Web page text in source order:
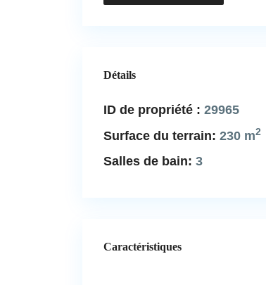
Détails
ID de propriété : 29965
Surface du terrain: 230 m2
Salles de bain: 3
Caractéristiques